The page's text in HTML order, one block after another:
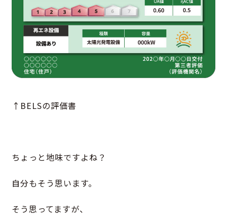
↑BELSの評価書
ちょっと地味ですよね？
自分もそう思います。
そう思ってますが、